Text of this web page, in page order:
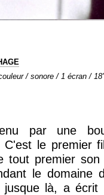
/ sonore / 1 écran /
par une
le premier
tout premier
le domaine
jusque là, a